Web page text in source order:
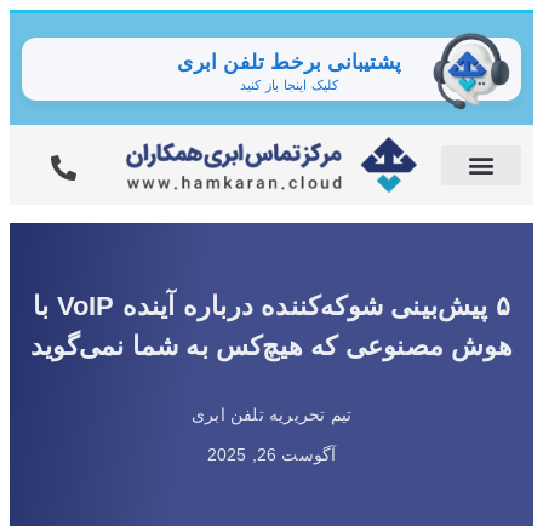
پشتیبانی برخط تلفن ابری
کلیک اینجا باز کنید
۵ پیش‌بینی شوکه‌کننده درباره آینده VoIP با
هوش مصنوعی که هیچ‌کس به شما نمی‌گوید
تیم تحریریه تلفن ابری
آگوست 26, 2025